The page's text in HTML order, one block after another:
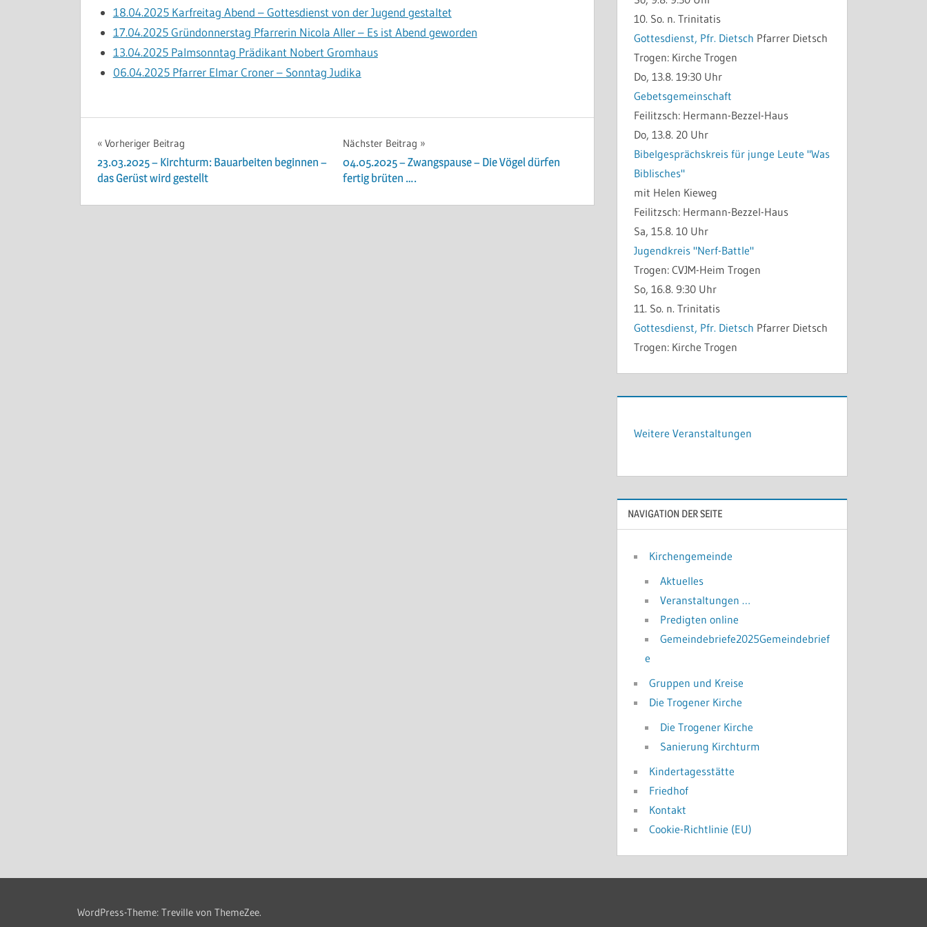
18.04.2025 Karfreitag Abend – Gottesdienst von der Jugend gestaltet
17.04.2025 Gründonnerstag Pfarrerin Nicola Aller – Es ist Abend geworden
13.04.2025 Palmsonntag Prädikant Nobert Gromhaus
06.04.2025 Pfarrer Elmar Croner – Sonntag Judika
ONLINE
Beitragsnavigation
Vorheriger Beitrag
23.03.2025 – Kirchturm: Bauarbeiten beginnen –
das Gerüst wird gestellt
Nächster Beitrag
04.05.2025 – Zwangspause – Die Vögel dürfen
fertig brüten ….
10. So. n. Trinitatis
Gottesdienst, Pfr. Dietsch Pfarrer Dietsch
Trogen: Kirche Trogen
Do, 13.8. 19:30 Uhr
Gebetsgemeinschaft
Feilitzsch: Hermann-Bezzel-Haus
Do, 13.8. 20 Uhr
Bibelgesprächskreis für junge Leute "Was
Biblisches"
mit Helen Kieweg
Feilitzsch: Hermann-Bezzel-Haus
Sa, 15.8. 10 Uhr
Jugendkreis "Nerf-Battle"
Trogen:CVJM-Heim Trogen
So, 16.8. 9:30 Uhr
11. So. n. Trinitatis
Gottesdienst, Pfr. Dietsch Pfarrer Dietsch
Trogen: Kirche Trogen
Weitere Veranstaltungen
NAVIGATION DER SEITE
Kirchengemeinde
Aktuelles
Veranstaltungen …
Predigten online
Gemeindebriefe2025Gemeindebrief
e
Gruppen und Kreise
Die Trogener Kirche
Die Trogener Kirche
Sanierung Kirchturm
Kindertagesstätte
Friedhof
Kontakt
Cookie-Richtlinie (EU)
WordPress-Theme: Treville von ThemeZee.